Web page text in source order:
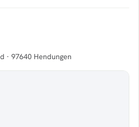
· 97640 Hendungen